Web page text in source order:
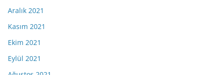
Aralık 2021
Kasım 2021
Ekim 2021
Eylül 2021